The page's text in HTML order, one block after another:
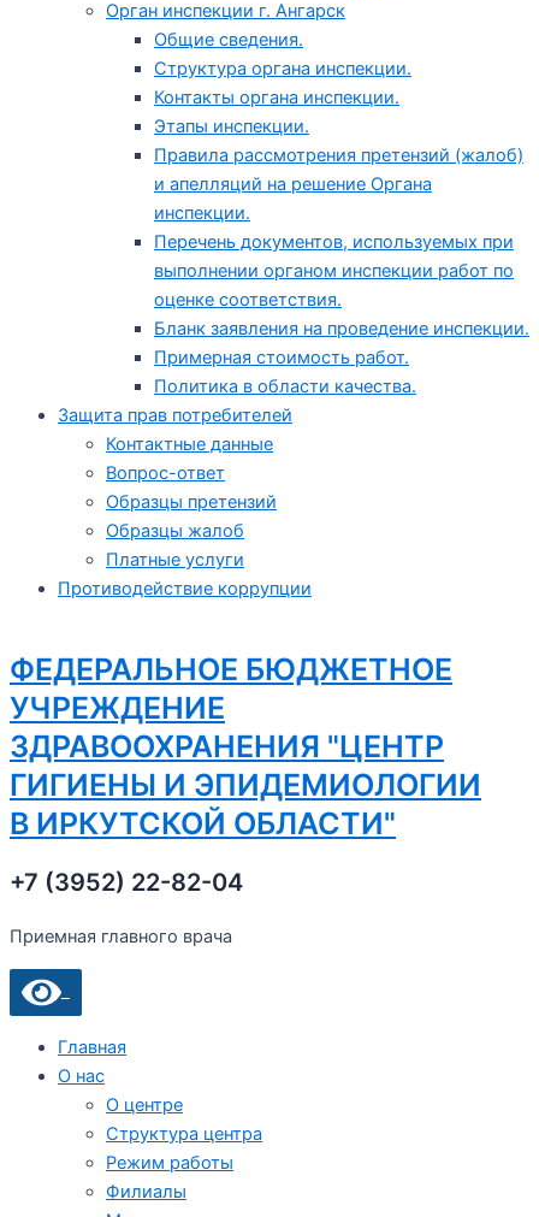
Орган инспекции г. Ангарск
Общие сведения.
Структура органа инспекции.
Контакты органа инспекции.
Этапы инспекции.
Правила рассмотрения претензий (жалоб)
и апелляций на решение Органа
инспекции.
Перечень документов, используемых при
выполнении органом инспекции работ по
оценке соответствия.
Бланк заявления на проведение инспекции.
Примерная стоимость работ.
Политика в области качества.
Защита прав потребителей
Контактные данные
Вопрос-ответ
Образцы претензий
Образцы жалоб
Платные услуги
Противодействие коррупции
ФЕДЕРАЛЬНОЕ БЮДЖЕТНОЕ
УЧРЕЖДЕНИЕ
ЗДРАВООХРАНЕНИЯ "ЦЕНТР
ГИГИЕНЫ И ЭПИДЕМИОЛОГИИ
В ИРКУТСКОЙ ОБЛАСТИ"
+7 (3952) 22-82-04
Приемная главного врача
Главная
О нас
О центре
Структура центра
Режим работы
Филиалы